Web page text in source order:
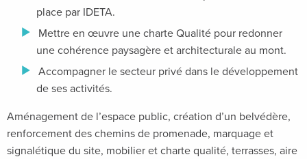
place par IDETA.
Mettre en œuvre une charte Qualité pour redonner
une cohérence paysagère et architecturale au mont.
Accompagner le secteur privé dans le développement
de ses activités.
Aménagement de l’espace public, création d’un belvédère,
renforcement des chemins de promenade, marquage et
signalétique du site, mobilier et charte qualité, terrasses, aire